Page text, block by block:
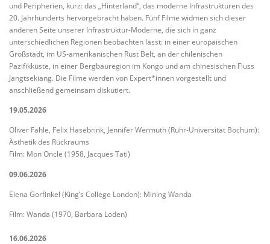
und Peripherien, kurz: das „Hinterland“, das moderne Infrastrukturen des
20. Jahrhunderts hervorgebracht haben. Fünf Filme widmen sich dieser
anderen Seite unserer Infrastruktur-Moderne, die sich in ganz
unterschiedlichen Regionen beobachten lässt: in einer europäischen
Großstadt, im US-amerikanischen Rust Belt, an der chilenischen
Pazifikküste, in einer Bergbauregion im Kongo und am chinesischen Fluss
Jangtsekiang. Die Filme werden von Expert*innen vorgestellt und
anschließend gemeinsam diskutiert.
19.05.2026
Oliver Fahle, Felix Hasebrink, Jennifer Wermuth (Ruhr-Universität Bochum):
Ästhetik des Rückraums
Film: Mon Oncle (1958, Jacques Tati)
09.06.2026
Elena Gorfinkel (King’s College London): Mining Wanda
Film: Wanda (1970, Barbara Loden)
16.06.2026